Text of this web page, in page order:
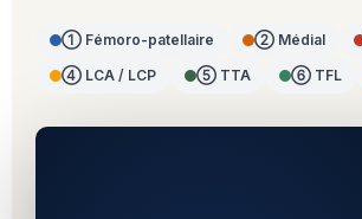
① Fémoro-patellaire ② Médial
④ LCA / LCP
⑤ TTA ⑥ TFL